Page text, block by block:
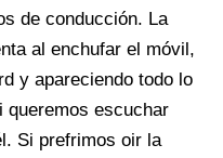
de conducción. La
al enchufar el móvil,
y apareciendo todo lo
queremos escuchar
Si prefrimos oir la